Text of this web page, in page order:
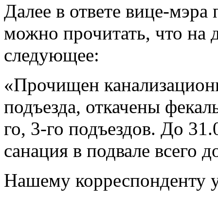
Далее в ответе вице-
можно прочитать, что на
следующее:
«Прочищен
подъезда, откачены
го, 3-го подъездов. До
санация в подвале всего
Нашему корреспонденту